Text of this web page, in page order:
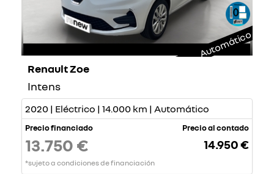
Automático
Renault Zoe
Intens
2020 | Eléctrico | 14.000 km | Automático
Precio financiado
13.750 €
*sujeto a condiciones de financiación
Precio al contado
14.950 €